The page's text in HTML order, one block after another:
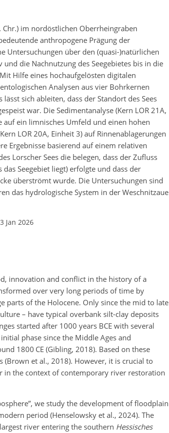
im nordöstlichen Oberrheingraben
anthropogene Prägung der
Untersuchungen über den (quasi-)natürlichen
die Nachnutzung des Seegebietes bis in die
Hilfe eines hochaufgelösten digitalen
Analysen aus vier Bohrkernen
sich ableiten, dass der Standort des Sees
war. Die Sedimentanalyse (Kern LOR 21A,
auf ein limnisches Umfeld und einen hohen
LOR 20A, Einheit 3) auf Rinnenablagerungen
Ergebnisse basierend auf einem relativen
Lorscher Sees die belegen, dass der Zufluss
Seegebiet liegt) erfolgte und dass der
überströmt wurde. Die Untersuchungen sind
das hydrologische System in der Weschnitzaue
Jan 2026
innovation and conflict in the history of a
over very long periods of time by
parts of the Holocene. Only since the mid to late
– have typical overbank silt-clay deposits
started after 1000 years BCE with several
phase since the Middle Ages and
1800 CE (Gibling, 2018). Based on these
et al., 2018). However, it is crucial to
the context of contemporary river restoration
we study the development of floodplain
period (Henselowsky et al., 2024). The
river entering the southern Hessisches